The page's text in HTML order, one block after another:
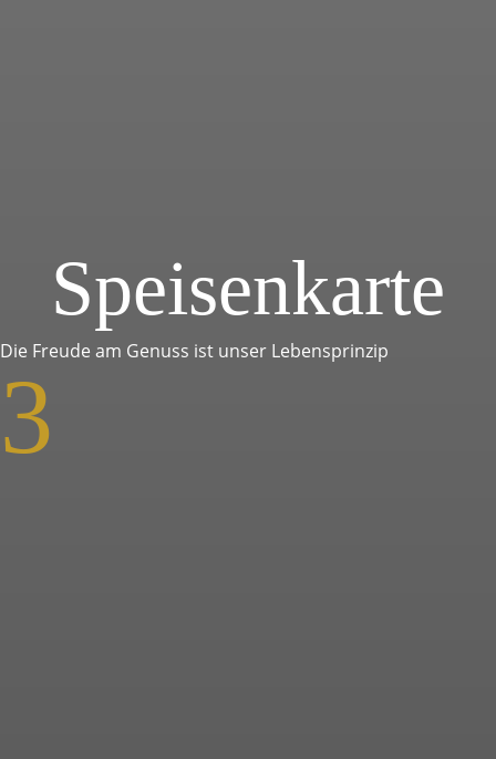
Speisenkarte
Die Freude am Genuss ist unser Lebensprinzip
3